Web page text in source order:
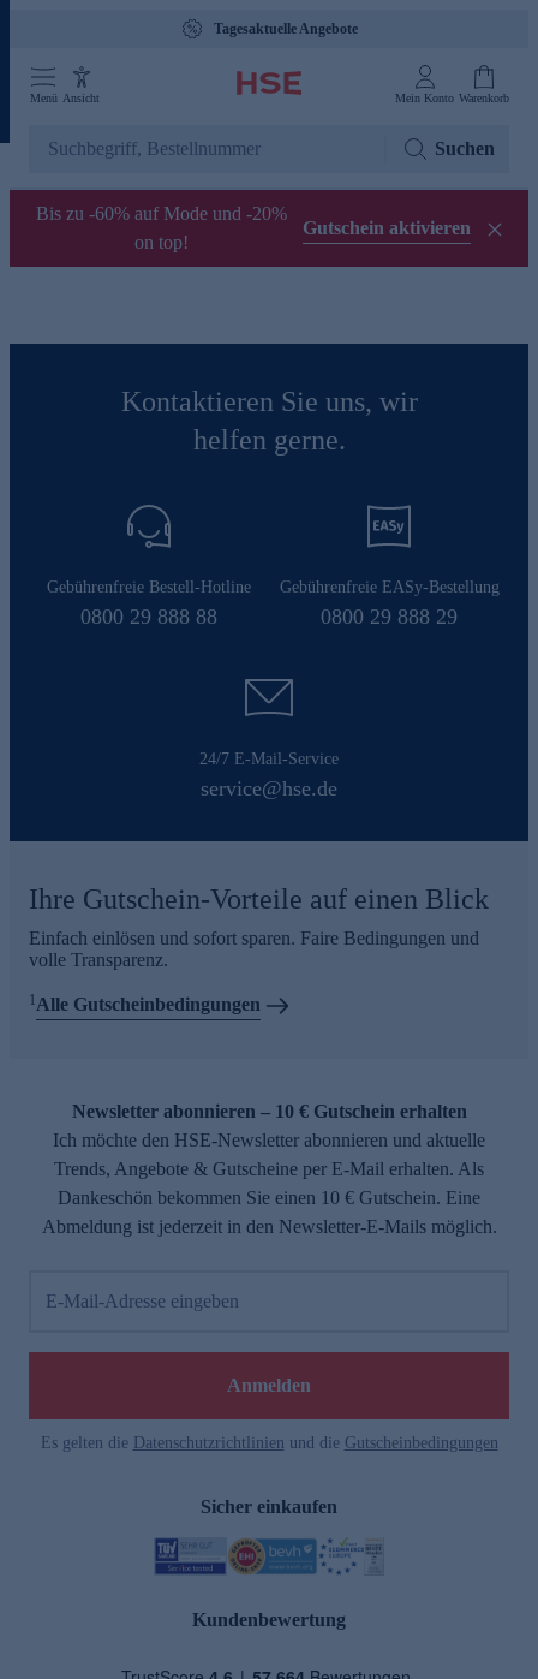
Tagesaktuelle Angebote
Menü Ansicht Mein Konto Warenkorb
Suchen
Bis zu -60% auf Mode und -20%
on top!
Gutschein aktivieren
Kontaktieren Sie uns, wir
helfen gerne.
Gebührenfreie Bestell-Hotline
0800 29 888 88
Gebührenfreie EASy-Bestellung
0800 29 888 29
24/7 E-Mail-Service
service@hse.de
Ihre Gutschein-Vorteile auf einen Blick
Einfach einlösen und sofort sparen. Faire Bedingungen und
volle Transparenz.
1Alle Gutscheinbedingungen
Newsletter abonnieren – 10 € Gutschein erhalten
Ich möchte den HSE-Newsletter abonnieren und aktuelle
Trends, Angebote & Gutscheine per E-Mail erhalten. Als
Dankeschön bekommen Sie einen 10 € Gutschein. Eine
Abmeldung ist jederzeit in den Newsletter-E-Mails möglich.
E-Mail-Adresse eingeben
Anmelden
Es gelten die Datenschutzrichtlinien und die Gutscheinbedingungen
Sicher einkaufen
Kundenbewertung